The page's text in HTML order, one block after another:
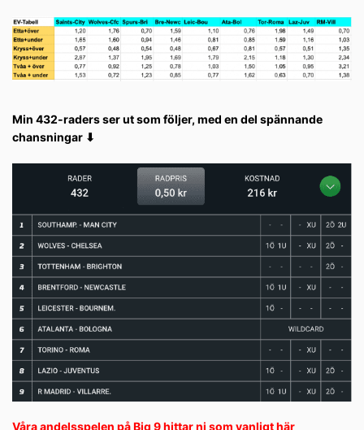
Min 432-raders ser ut som följer, med en del spännande
chansningar ⬇
Våra andelsspelen på Big 9 hittar ni som vanligt här